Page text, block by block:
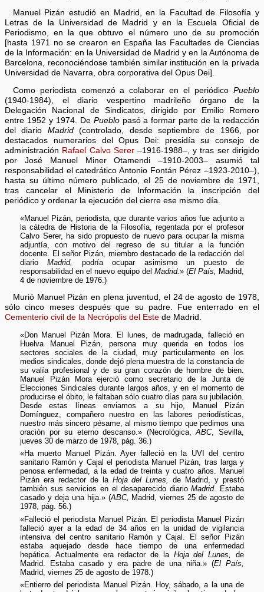
Manuel Pizán estudió en Madrid, en la Facultad de Filosofía y
Letras de la Universidad de Madrid y en la Escuela Oficial de
Periodismo, en la que obtuvo el número uno de su promoción
[hasta 1971 no se crearon en España las Facultades de Ciencias
de la Información: en la Universidad de Madrid y en la Autónoma de
Barcelona, reconociéndose también similar institución en la privada
Universidad de Navarra, obra corporativa del Opus Dei].
Como periodista comenzó a colaborar en el periódico Pueblo
(1940-1984), el diario vespertino madrileño órgano de la
Delegación Nacional de Sindicatos, dirigido por Emilio Romero
entre 1952 y 1974. De Pueblopasó a formar parte de la redacción
del diario Madrid(controlado, desde septiembre de 1966, por
destacados numerarios del Opus Dei: presidía su consejo de
administración Rafael Calvo Serer–1916-1988–, y tras ser dirigido
por José Manuel Miner Otamendi –1910-2003– asumió tal
responsabilidad el catedrático Antonio Fontán Pérez –1923-2010–),
hasta su último número publicado, el 25 de noviembre de 1971,
tras cancelar el Ministerio de Información la inscripción del
periódico y ordenar la ejecución del cierre ese mismo día.
«Manuel Pizán, periodista, que durante varios años fue adjunto a
la cátedra de Historia de la Filosofía, regentada por el profesor
Calvo Serer, ha sido propuesto de nuevo para ocupar la misma
adjuntía, con motivo del regreso de su titular a la función
docente. El señor Pizán, miembro destacado de la redacción del
diarioMadrid,
podría ocupar asimismo un puesto de
responsabilidad en el nuevo equipo delMadrid.» (El País,
Madrid,
4 de noviembre de 1976.)
Murió Manuel Pizán en plena juventud, el 24 de agosto de 1978,
sólo cinco meses después que su padre. Fue enterrado en el
Cementerio civil de la Necrópolis del Este de Madrid.
«Don Manuel Pizán Mora. El lunes, de madrugada, falleció en
Huelva Manuel Pizán, persona muy querida en todos los
sectores sociales de la ciudad, muy particularmente en los
medios sindicales, donde dejó plena muestra de la constancia de
su valía profesional y de su gran corazón de hombre de bien.
Manuel Pizán Mora ejerció como secretario de la Junta de
Elecciones Sindicales durante largos años, y en el momento de
producirse el óbito, le faltaban sólo cuatro días para su jubilación.
Desde estas líneas enviamos a su hijo, Manuel Pizán
Domínguez, compañero nuestro en las labores periodísticas,
nuestro más sincero pésame, al mismo tiempo que pedimos una
oración por su eterno descanso.» (Necrológica,ABC, Sevilla,
jueves 30 de marzo de 1978, pág. 36.)
«Ha muerto Manuel Pizán. Ayer falleció en la UVI del centro
sanitario Ramón y Cajal el periodista Manuel Pizán, tras larga y
penosa enfermedad, a la edad de treinta y cuatro años. Manuel
Pizán era redactor de la Hoja del Lunes,de Madrid, y prestó
también sus servicios en el desaparecido diarioMadrid. Estaba
casado y deja una hija.» (ABC, Madrid, viernes 25 de agosto de
1978, pág. 56.)
«Falleció el periodista Manuel Pizán. El periodista Manuel Pizán
falleció ayer a la edad de 34 años en la unidad de vigilancia
intensiva del centro sanitario Ramón y Cajal. El señor Pizán
estaba aquejado desde hace tiempo de una enfermedad
hepática. Actualmente era redactor de la Hoja del Lunes,de
Madrid. Estaba casado y era padre de una niña.» (El País,
Madrid, viernes 25 de agosto de 1978.)
«Entierro del periodista Manuel Pizán. Hoy, sábado, a la una de